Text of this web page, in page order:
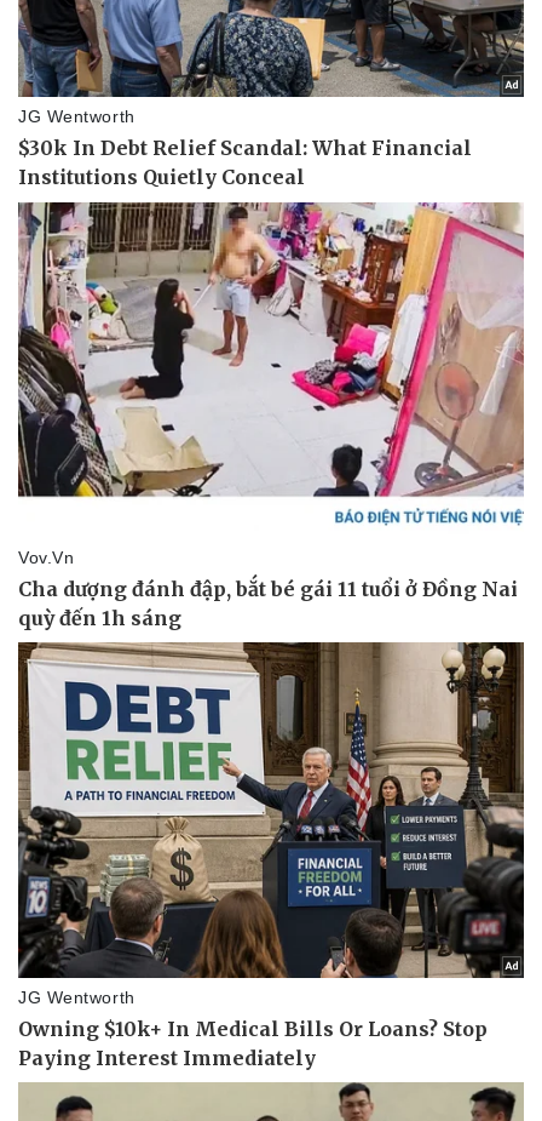
Thể thao
Bóng đá
Ô tô - Xe máy